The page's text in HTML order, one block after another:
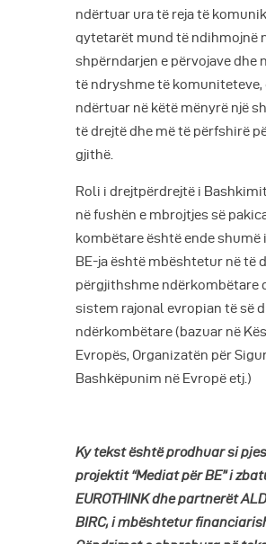
ndërtuar ura të reja të
qytetarët mund të ndihmojnë
shpërndarjen e përvojave dhe
të ndryshme të komuniteteve,
ndërtuar në këtë mënyrë një
të drejtë dhe më të përfshirë
gjithë.
Roli i drejtpërdrejtë i
në fushën e mbrojtjes së
kombëtare është ende shumë
BE-ja është mbështetur në të
përgjithshme ndërkombëtare
sistem rajonal evropian të së
ndërkombëtare (bazuar në
Evropës, Organizatën për
Bashkëpunim në Evropë etj.)
Ky tekst është prodhuar si
projektit “Mediat për BE” i
EUROTHINK dhe partnerët
BIRC, i mbështetur